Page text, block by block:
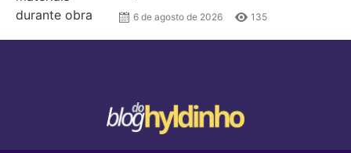
6 de agosto de 2026 135